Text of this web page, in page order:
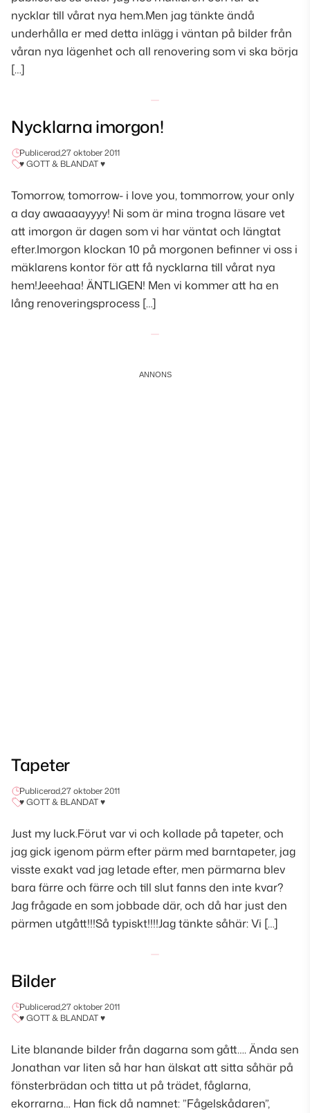
nycklar till vårat nya hem.Men jag tänkte ändå
underhålla er med detta inlägg i väntan på bilder från
våran nya lägenhet och all renovering som vi ska börja
[…]
Nycklarna imorgon!
Publicerad,27 oktober 2011
♥ GOTT & BLANDAT ♥
Tomorrow, tomorrow- i love you, tommorrow, your only
a day awaaaayyyy! Ni som är mina trogna läsare vet
att imorgon är dagen som vi har väntat och längtat
efter.Imorgon klockan 10 på morgonen befinner vi oss i
mäklarens kontor för att få nycklarna till vårat nya
hem!Jeeehaa! ÄNTLIGEN! Men vi kommer att ha en
lång renoveringsprocess […]
Tapeter
Publicerad,27 oktober 2011
♥ GOTT & BLANDAT ♥
Just my luck.Förut var vi och kollade på tapeter, och
jag gick igenom pärm efter pärm med barntapeter, jag
visste exakt vad jag letade efter, men pärmarna blev
bara färre och färre och till slut fanns den inte kvar?
Jag frågade en som jobbade där, och då har just den
pärmen utgått!!!Så typiskt!!!!Jag tänkte såhär: Vi […]
Bilder
Publicerad,27 oktober 2011
♥ GOTT & BLANDAT ♥
Lite blanande bilder från dagarna som gått…. Ända sen
Jonathan var liten så har han älskat att sitta såhär på
fönsterbrädan och titta ut på trädet, fåglarna,
ekorrarna… Han fick då namnet: ”Fågelskådaren”,